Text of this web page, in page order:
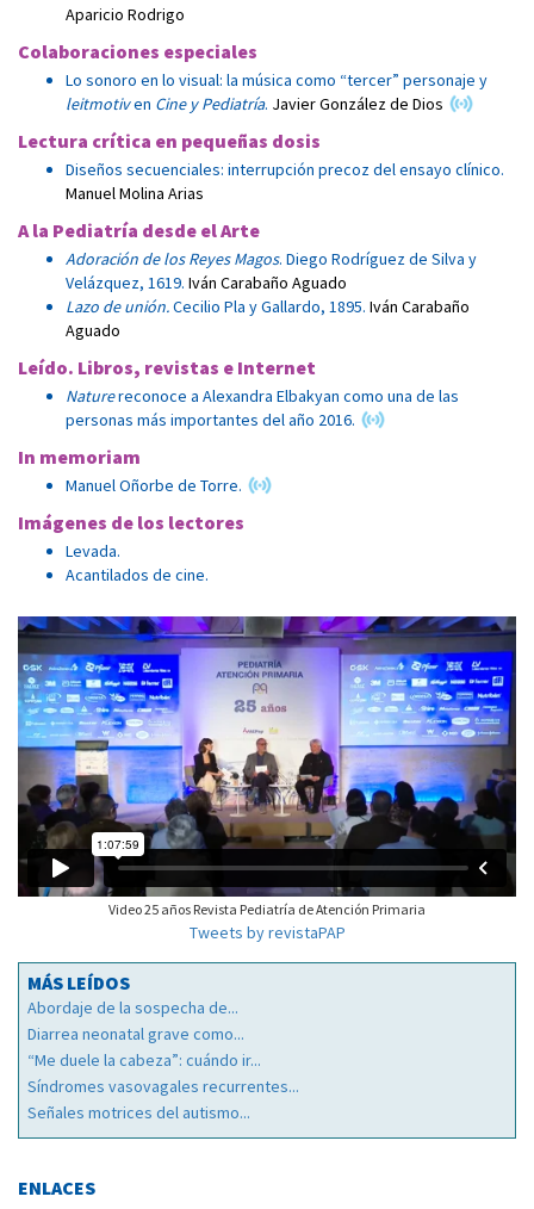
Aparicio Rodrigo
Colaboraciones especiales
Lo sonoro en lo visual: la música como “tercer” personaje y
leitmotiven Cine y Pediatría. Javier González de Dios
Lectura crítica en pequeñas dosis
Diseños secuenciales: interrupción precoz del ensayo clínico.
Manuel Molina Arias
A la Pediatría desde el Arte
Adoración de los Reyes Magos. Diego Rodríguez de Silva y
Velázquez, 1619. Iván Carabaño Aguado
Lazo de unión.Cecilio Pla y Gallardo, 1895. Iván Carabaño
Aguado
Leído. Libros, revistas e Internet
Naturereconoce a Alexandra Elbakyan como una de las
personas más importantes del año 2016.
In memoriam
Manuel Oñorbe de Torre.
Imágenes de los lectores
Levada.
Acantilados de cine.
Video 25 años Revista Pediatría de Atención Primaria
Tweets by revistaPAP
MÁS LEÍDOS
Abordaje de la sospecha de...
Diarrea neonatal grave como...
“Me duele la cabeza”: cuándo ir...
Síndromes vasovagales recurrentes...
Señales motrices del autismo...
ENLACES